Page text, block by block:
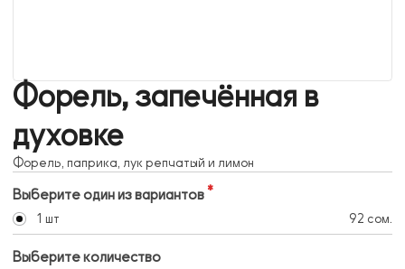
Форель, запечённая в
духовке
Форель, паприка, лук репчатый и лимон
Выберите один из вариантов
1 шт 92 сом.
Выберите количество